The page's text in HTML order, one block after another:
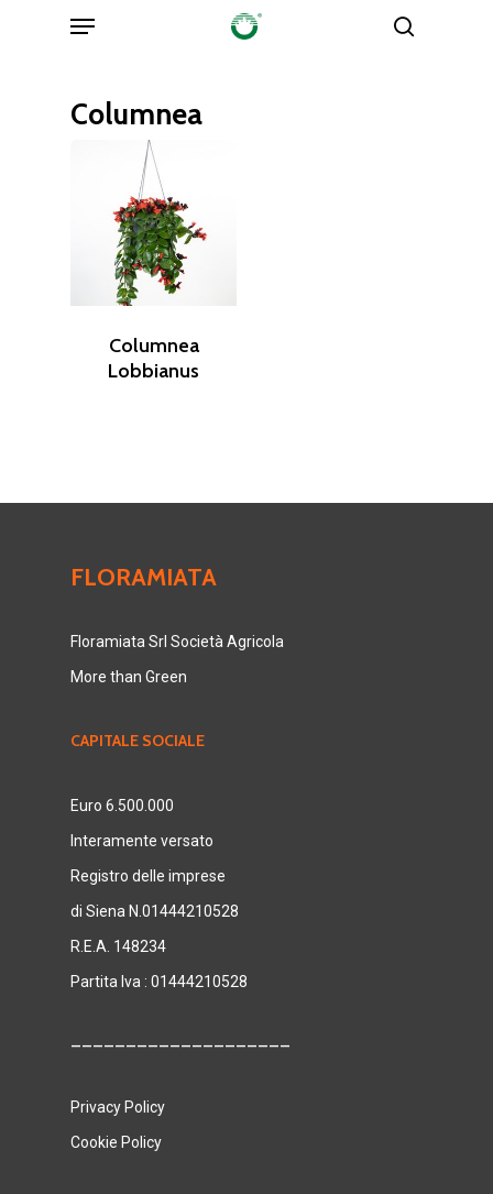
Menu
Columnea
Columnea
Lobbianus
FLORAMIATA
Floramiata Srl Società Agricola
More than Green
CAPITALE SOCIALE
Euro 6.500.000
Interamente versato
Registro delle imprese
di Siena N.01444210528
R.E.A. 148234
Partita Iva : 01444210528
Privacy Policy
Cookie Policy